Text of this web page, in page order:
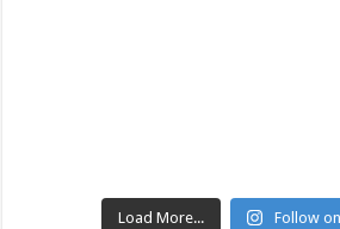
Load More... Follow